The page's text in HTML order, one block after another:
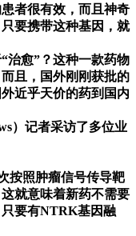
者很有效，而且神奇
要携带这种基因，就
治愈”？这种一款药物
且，国外刚刚获批的
近乎天价的药到国内
）记者采访了多位业
按照肿瘤信号传导靶
就意味着新药不需要
只要有NTRK基因融